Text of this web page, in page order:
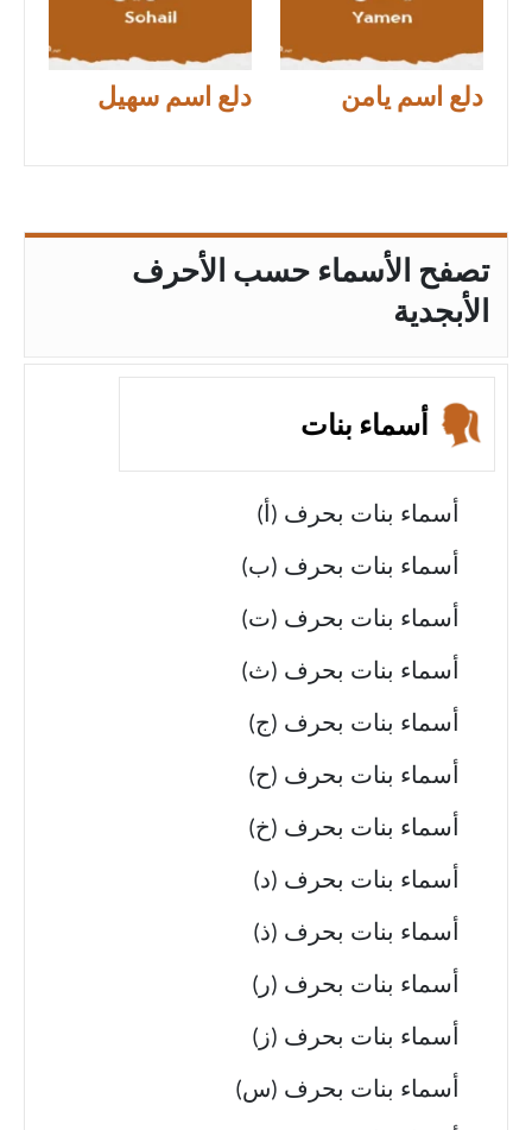
دلع اسم يامن دلع اسم سهيل
تصفح الأسماء حسب الأحرف
الأبجدية
أسماء بنات
أسماء بنات بحرف (أ)
أسماء بنات بحرف (ب)
أسماء بنات بحرف (ت)
أسماء بنات بحرف (ث)
أسماء بنات بحرف (ج)
أسماء بنات بحرف (ح)
أسماء بنات بحرف (خ)
أسماء بنات بحرف (د)
أسماء بنات بحرف (ذ)
أسماء بنات بحرف (ر)
أسماء بنات بحرف (ز)
أسماء بنات بحرف (س)